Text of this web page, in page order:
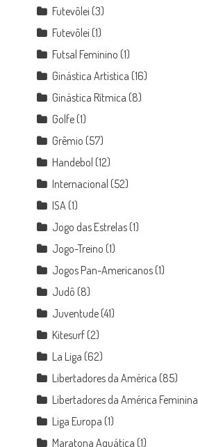
Futevôlei (3)
Futevôlei (1)
Futsal Feminino (1)
Ginástica Artística (16)
Ginástica Rítmica (8)
Golfe (1)
Grêmio (57)
Handebol (12)
Internacional (52)
ISA (1)
Jogo das Estrelas (1)
Jogo-Treino (1)
Jogos Pan-Americanos (1)
Judô (8)
Juventude (41)
Kitesurf (2)
La Liga (62)
Libertadores da América (85)
Libertadores da América Feminina
Liga Europa (1)
Maratona Aquática (1)